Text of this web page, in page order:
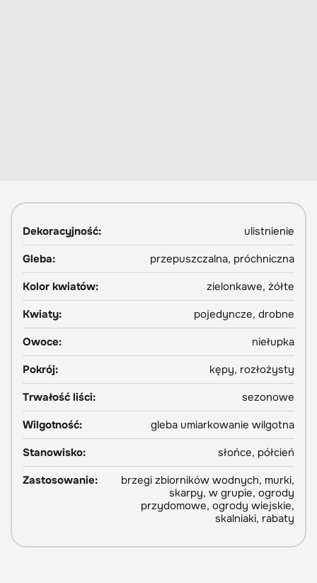
Dekoracyjność:
ulistnienie
Gleba:
przepuszczalna, próchniczna
Kolor kwiatów:
zielonkawe, żółte
Kwiaty:
pojedyncze, drobne
Owoce:
niełupka
Pokrój:
kępy, rozłożysty
Trwałość liści:
sezonowe
Wilgotność:
gleba umiarkowanie wilgotna
Stanowisko:
słońce, półcień
Zastosowanie:
brzegi zbiorników wodnych, murki,
skarpy, w grupie, ogrody
przydomowe, ogrody wiejskie,
skalniaki, rabaty